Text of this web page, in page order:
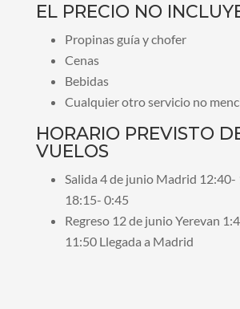
EL PRECIO NO
Propinas guía y chofer
Cenas
Bebidas
Cualquier otro servicio no
HORARIO PREVISTO
VUELOS
Salida 4 de junio Madrid 12:40-
18:15- 0:45
Regreso 12 de junio Yerevan
11:50 Llegada a Madrid